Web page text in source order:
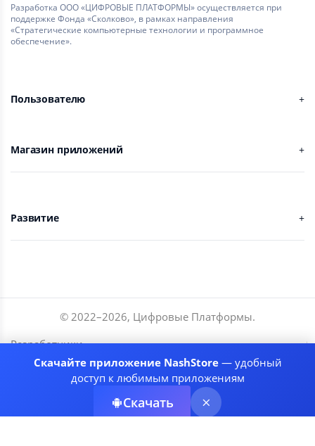
Разработка ООО «ЦИФРОВЫЕ ПЛАТФОРМЫ» осуществляется при
поддержке Фонда «Сколково», в рамках направления
«Стратегические компьютерные технологии и программное
обеспечение».
Пользователю
Магазин приложений
Развитие
© 2022–2026, Цифровые Платформы.
Разработчики
Соглашение
Политика приватности
Рекомендательные системы
доступ к любимым приложениям
Скачать